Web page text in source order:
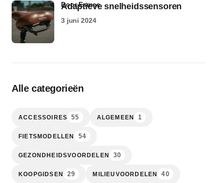
Adaptieve snelheidssensoren
door Esmee
3 juni 2024
Alle categorieën
ACCESSOIRES 55 ALGEMEEN 1
FIETSMODELLEN 54
GEZONDHEIDSVOORDELEN 30
KOOPGIDSEN 29 MILIEUVOORDELEN 40